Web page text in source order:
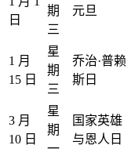
日
期
三
元旦
1 月
15 日
星
期
三
乔治·普赖
斯日
3 月
10 日
星
期
一
国家英雄
与恩人日